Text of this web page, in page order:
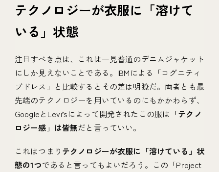
テクノロジーが衣服に「溶けて
いる」状態
注目すべき点は、これは一見普通のデニムジャケット
にしか見えないことである。IBMによる「コグニティ
ブドレス」と比較するとその差は明瞭だ。両者とも最
先端のテクノロジーを用いているのにもかかわらず、
GoogleとLevi’sによって開発されたこの服は 「テクノ
ロジー感」は皆無だと言っていい。
これはつまり テクノロジーが衣服に「溶けている」状
態の1つであると言ってもよいだろう。この「Project